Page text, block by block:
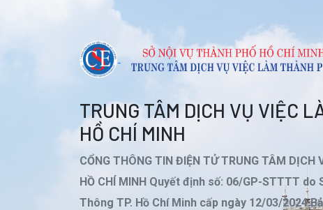
TRUNG TÂM DỊCH VỤ VIỆC
HỒ CHÍ MINH
CỔNG THÔNG TIN ĐIỆN TỬ TRUNG TÂM DỊCH
HỒ CHÍ MINH Quyết định số: 06/GP-STTTT
Thông TP. Hồ Chí Minh cấp ngày 12/03/2024